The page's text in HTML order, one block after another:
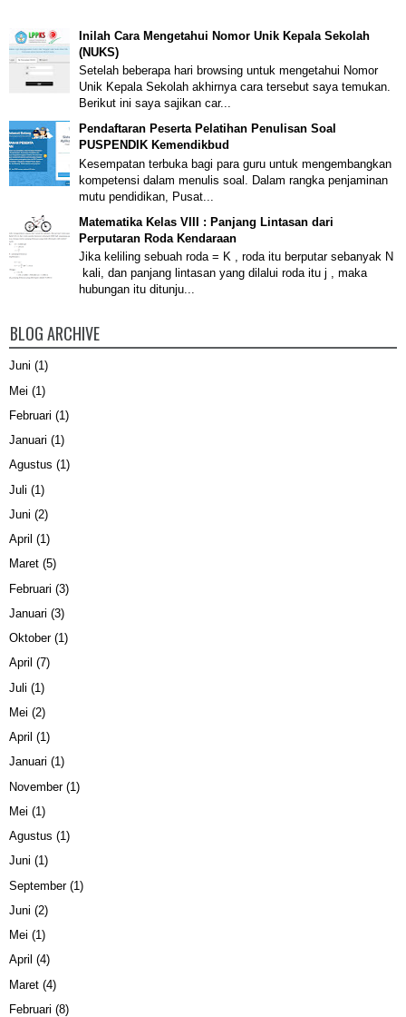
Inilah Cara Mengetahui Nomor Unik Kepala Sekolah
(NUKS)
Setelah beberapa hari browsing untuk mengetahui Nomor
Unik Kepala Sekolah akhirnya cara tersebut saya temukan.
Berikut ini saya sajikan car...
Pendaftaran Peserta Pelatihan Penulisan Soal
PUSPENDIK Kemendikbud
Kesempatan terbuka bagi para guru untuk mengembangkan
kompetensi dalam menulis soal. Dalam rangka penjaminan
mutu pendidikan, Pusat...
Matematika Kelas VIII : Panjang Lintasan dari
Perputaran Roda Kendaraan
Jika keliling sebuah roda = K , roda itu berputar sebanyak N
kali, dan panjang lintasan yang dilalui roda itu j , maka
hubungan itu ditunju...
BLOG ARCHIVE
Juni (1)
Mei (1)
Februari (1)
Januari (1)
Agustus (1)
Juli (1)
Juni (2)
April (1)
Maret (5)
Februari (3)
Januari (3)
Oktober(1)
April (7)
Juli (1)
Mei (2)
April (1)
Januari (1)
November(1)
Mei (1)
Agustus (1)
Juni (1)
September(1)
Juni (2)
Mei (1)
April (4)
Maret (4)
Februari (8)